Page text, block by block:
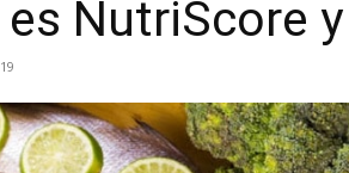
es NutriScore